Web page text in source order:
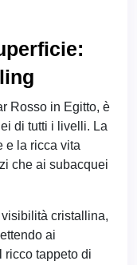
Rosso in Egitto, è
di tutti i livelli. La
e la ricca vita
che ai subacquei
visibilità cristallina,
ai
ricco tappeto di